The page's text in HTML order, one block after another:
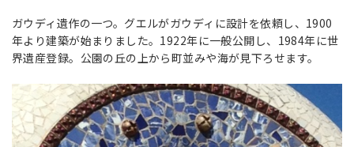
ガウディ遺作の一つ。グエルがガウディに設計を依頼し、1900
年より建築が始まりました。1922年に一般公開し、1984年に世
界遺産登録。公園の丘の上から町並みや海が見下ろせます。